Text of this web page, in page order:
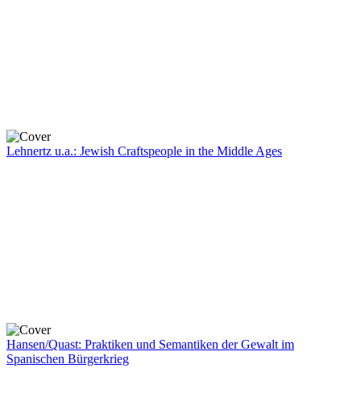
Lehnertz u.a.: Jewish Craftspeople in the Middle Ages
Hansen/Quast: Praktiken und Semantiken der Gewalt im
Spanischen Bürgerkrieg